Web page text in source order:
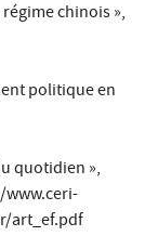
chinois »,
politique en
quotidien »,
www.ceri-
art_ef.pdf